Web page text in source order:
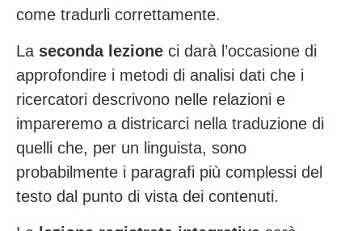
come tradurli correttamente.
La seconda lezione ci darà l’occasione di
approfondire i metodi di analisi dati che i
ricercatori descrivono nelle relazioni e
impareremo a districarci nella traduzione di
quelli che, per un linguista, sono
probabilmente i paragrafi più complessi del
testo dal punto di vista dei contenuti.